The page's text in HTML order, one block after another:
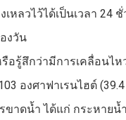
หลวไว้ได้เป็นเวลา 24 ชั่
งวัน
รือรู้สึกว่ามีการเคลื่อนไ
องศาฟาเรนไฮต์ (39.4
ดน้ำ ได้แก่ กระหายน้